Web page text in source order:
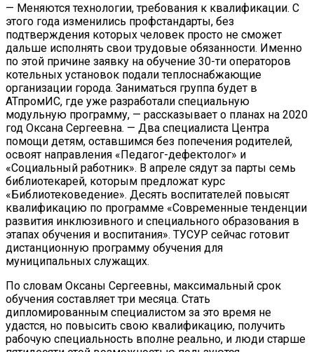
— Меняются технологии, требования к квалификации. С
этого года изменились профстандарты, без
подтверждения которых человек просто не сможет
дальше исполнять свои трудовые обязанности. Именно
по этой причине заявку на обучение 30-ти операторов
котельных установок подали теплоснабжающие
организации города. Заниматься группа будет в
АТпромИС, где уже разработали специальную
модульную программу, — рассказывает о планах на 2020
год Оксана Сергеевна. — Два специалиста Центра
помощи детям, оставшимся без попечения родителей,
освоят направления «Педагог-дефектолог» и
«Социальный работник». В апреле сядут за парты семь
библиотекарей, которым предложат курс
«Библиотековедение». Десять воспитателей повысят
квалификацию по программе «Современные тенденции
развития инклюзивного и специального образования в
этапах обучения и воспитания». ТУСУР сейчас готовит
дистанционную программу обучения для
муниципальных служащих.
По словам Оксаны Сергеевны, максимальный срок
обучения составляет три месяца. Стать
дипломированным специалистом за это время не
удастся, но повысить свою квалификацию, получить
рабочую специальность вполне реально, и люди старше